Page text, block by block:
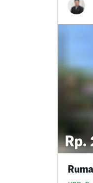
Rp.